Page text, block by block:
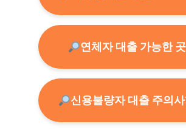
연체자 대출 가능한 곳
신용불량자 대출 주의